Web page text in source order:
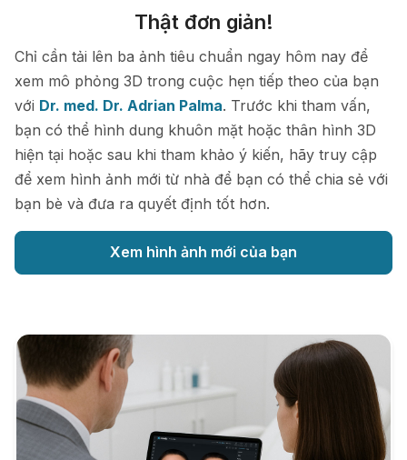
Thật đơn giản!
Chỉ cần tải lên ba ảnh tiêu chuẩn ngay hôm nay để
xem mô phỏng 3D trong cuộc hẹn tiếp theo của bạn
với Dr. med. Dr. Adrian Palma. Trước khi tham vấn,
bạn có thể hình dung khuôn mặt hoặc thân hình 3D
hiện tại hoặc sau khi tham khảo ý kiến, hãy truy cập
để xem hình ảnh mới từ nhà để bạn có thể chia sẻ với
bạn bè và đưa ra quyết định tốt hơn.
Xem hình ảnh mới của bạn